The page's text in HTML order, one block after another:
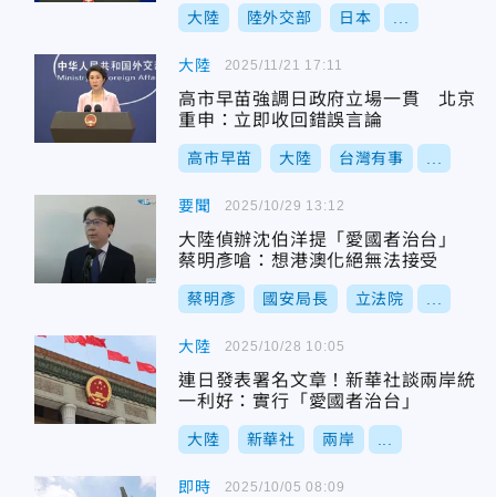
大陸 陸外交部 日本
大陸
高市早苗強調日政府立場一貫 北京
重申：立即收回錯誤言論
高市早苗 大陸 台灣有事
2025/11/21 17:11
要聞
大陸偵辦沈伯洋提「愛國者治台」
蔡明彥嗆：想港澳化絕無法接受
蔡明彥 國安局長 立法院
2025/10/29 13:12
大陸
連日發表署名文章！新華社談兩岸統
一利好：實行「愛國者治台」
大陸 新華社 兩岸
2025/10/28 10:05
即時 2025/10/05 08:09